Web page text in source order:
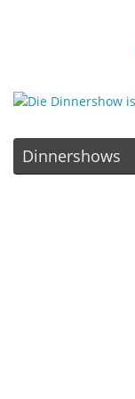
Dinnershows